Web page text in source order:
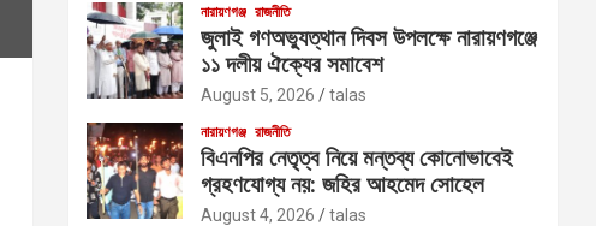
নারায়ণগঞ্জ রাজনীতি
জুলাই গণঅভ্যুত্থান দিবস উপলক্ষে নারায়ণগঞ্জে
১১ দলীয় ঐক্যের সমাবেশ
August 5, 2026 talas
নারায়ণগঞ্জ রাজনীতি
বিএনপির নেতৃত্ব নিয়ে মন্তব্য কোনোভাবেই
গ্রহণযোগ্য নয়: জহির আহমেদ সোহেল
August 4, 2026 talas